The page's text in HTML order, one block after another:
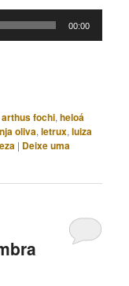
00:00
arthus fochi,heloá
oliva,letrux,luiza
| Deixe uma